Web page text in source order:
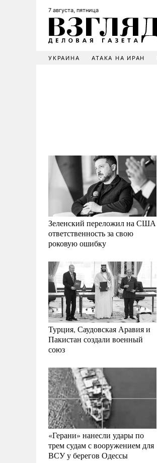
7 августа, пятница
УКРАИНА АТАКА НА ИРАН
Зеленский переложил на США
ответственность за свою
роковую ошибку
Турция, Саудовская Аравия и
Пакистан создали военный
союз
«Герани» нанесли удары по
трем судам с вооружением для
ВСУ у берегов Одессы